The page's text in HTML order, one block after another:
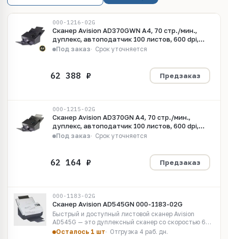
000-1216-02G
Сканер Avision AD370GWN A4, 70 стр./мин.,
дуплекс, автоподатчик 100 листов, 600 dpi,
USB, Ethernet,Wi-Fi
Под заказ Срок уточняется
Предзаказ
000-1215-02G
Сканер Avision AD370GN A4, 70 стр./мин.,
дуплекс, автоподатчик 100 листов, 600 dpi,
USB, Ethernet
Под заказ Срок уточняется
Предзаказ
000-1183-02G
Сканер Avision AD545GN 000-1183-02G
Быстрый и доступный листовой сканер Avision
AD545G — это дуплексный сканер со скоростью 60
страниц в минуту, быстрый, надежный и доступный
Осталось 1 шт Отгрузка 4 раб. дн.